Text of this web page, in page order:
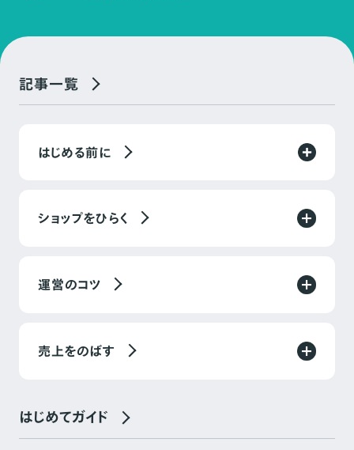
記事一覧
はじめる前に
ショップをひらく
運営のコツ
売上をのばす
はじめてガイド